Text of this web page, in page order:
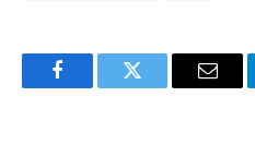
FacebookTwitter Email